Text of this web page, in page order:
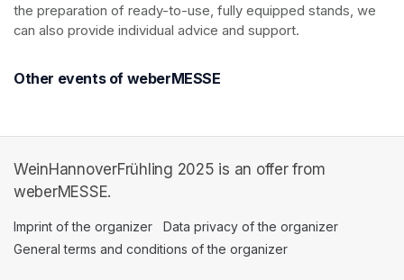
the preparation of ready-to-use, fully equipped stands, we
can also provide individual advice and support.
Other events of weberMESSE
WeinHannoverFrühling 2025 is an offer from
weberMESSE.
Imprint of the organizer (opens in a new tab)
Data privacy of the organizer
General terms and conditions of the organizer